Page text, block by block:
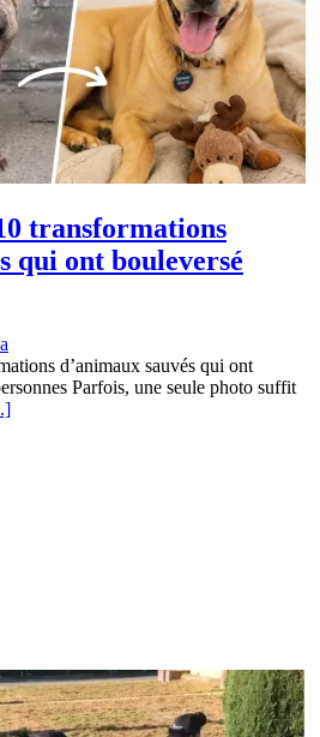
transformations
qui ont bouleversé
d’animaux sauvés qui ont
Parfois, une seule photo suffit